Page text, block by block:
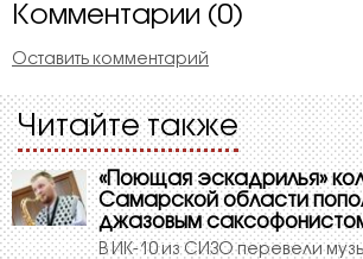
Комментарии (0)
Оставить комментарий
Читайте также
«Поющая эскадрилья»
Самарской области
джазовым
В ИК-10 из СИЗО перевели